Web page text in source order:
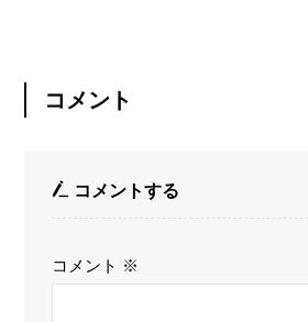
コメント
コメントする
コメント ※